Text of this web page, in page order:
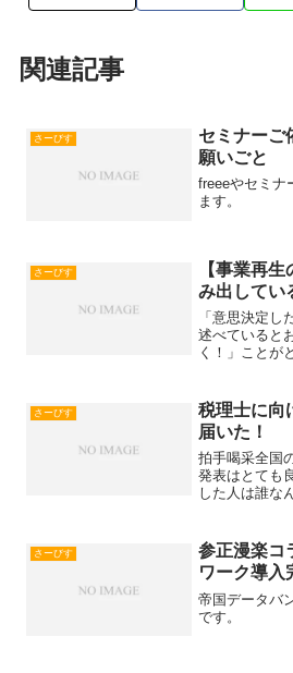
関連記事
さーびす
セミナーご
願いごと
freeeやセミナ
ます。
さーびす
【事業再
み出してい
「意思決定し
述べていると
く！」ことが
る」ために「
く」ことを
しかし 「良
ること」は本
more...
さーびす
税理士に向
届いた！
拍手喝采全国
発表はとても
した人は誰な
見のとおりだ
している！」
の？！」「一
き飛んだ！」
more...
さーびす
参正漫楽コ
ワーク導入
帝国データバ
です。